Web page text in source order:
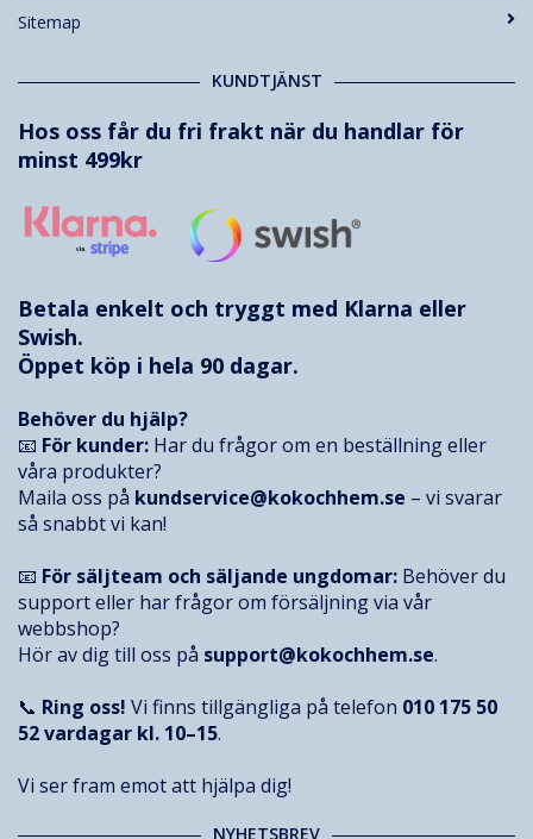
Sitemap
KUNDTJÄNST
Hos oss får du fri frakt när du handlar för
minst 499kr
Betala enkelt och tryggt med Klarna eller
Swish.
Öppet köp i hela 90 dagar.
Behöver du hjälp?
📧 För kunder: Har du frågor om en beställning eller
våra produkter?
Maila oss på kundservice@kokochhem.se – vi svarar
så snabbt vi kan!
📧 För säljteam och säljande ungdomar: Behöver du
support eller har frågor om försäljning via vår
webbshop?
Hör av dig till oss på support@kokochhem.se.
📞 Ring oss! Vi finns tillgängliga på telefon 010 175 50
52vardagar kl. 10–15.
Vi ser fram emot att hjälpa dig!
NYHETSBREV